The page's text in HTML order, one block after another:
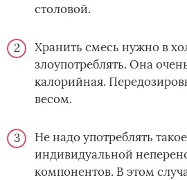
столовой.
Хранить смесь нужно в
злоупотреблять. Она
калорийная.
весом.
Не надо употреблять
индивидуальной
компонентов. В этом